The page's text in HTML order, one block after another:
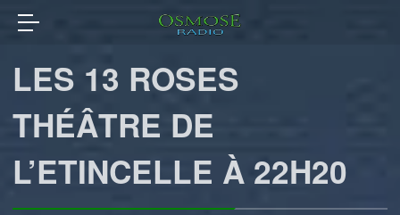
LES 13 ROSES
THÉÂTRE DE
L’ETINCELLE À 22H20